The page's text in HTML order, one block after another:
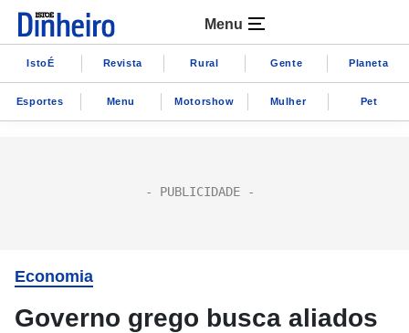
Menu
IstoÉ Revista Rural Gente Planeta
Esportes Menu Motorshow Mulher Pet
Economia
Governo grego busca aliados